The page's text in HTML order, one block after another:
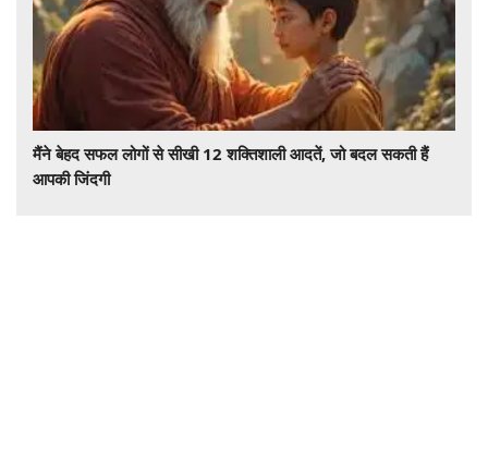
मैंने बेहद सफल लोगों से सीखी 12 शक्तिशाली आदतें, जो बदल सकती हैं
आपकी जिंदगी